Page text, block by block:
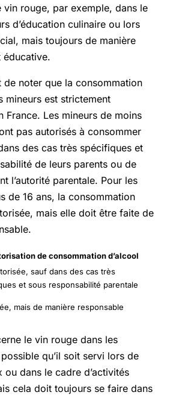
vin rouge, par exemple, dans le
d’éducation culinaire ou lors
mais toujours de manière
éducative.
de noter que la consommation
mineurs est strictement
France. Les mineurs de moins
pas autorisés à consommer
des cas très spécifiques et
de leurs parents ou de
l’autorité parentale. Pour les
de 16 ans, la consommation
mais elle doit être faite de
de consommation d’alcool
sauf dans des cas très
et sous responsabilité parentale
mais de manière responsable
le vin rouge dans les
qu’il soit servi lors de
ou dans le cadre d’activités
cela doit toujours se faire dans